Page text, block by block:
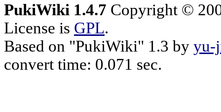
PukiWiki 1.4.7 Copyright ©
License is GPL.
Based on "PukiWiki" 1.3 by yu-
convert time: 0.071 sec.